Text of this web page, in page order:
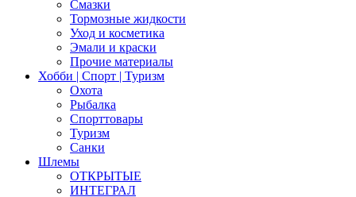
Смазки
Тормозные жидкости
Уход и косметика
Эмали и краски
Прочие материалы
Хобби | Cпорт | Туризм
Охота
Рыбалка
Спорттовары
Туризм
Санки
Шлемы
ОТКРЫТЫЕ
ИНТЕГРАЛ